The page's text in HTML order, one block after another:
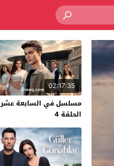
02:17:35
مسلسل في السابعة عشر
الحلقة 4